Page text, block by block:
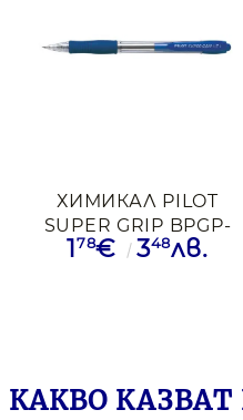
ХИМИКАЛ PILOT
SUPER GRIP BPGP-
10R-F СИН
1 78€ 348лв.
КАКВО